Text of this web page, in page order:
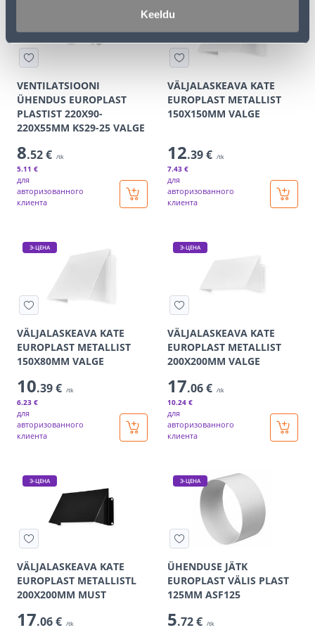
Keeldu
VENTILATSIOONI
ÜHENDUS EUROPLAST
PLASTIST 220X90-
220X55MM KS29-25 VALGE
8.52 € /tk
5.11 €
для
авторизованного
клиента
VÄLJALASKEAVA KATE
EUROPLAST METALLIST
150X150MM VALGE
12.39 € /tk
7.43 €
для
авторизованного
клиента
Э-ЦЕНА
VÄLJALASKEAVA KATE
EUROPLAST METALLIST
150X80MM VALGE
10.39 € /tk
6.23 €
для
авторизованного
клиента
Э-ЦЕНА
VÄLJALASKEAVA KATE
EUROPLAST METALLIST
200X200MM VALGE
17.06 € /tk
10.24 €
для
авторизованного
клиента
Э-ЦЕНА
VÄLJALASKEAVA KATE
EUROPLAST METALLISTL
200X200MM MUST
17.06 € /tk
Э-ЦЕНА
ÜHENDUSE JÄTK
EUROPLAST VÄLIS PLAST
125MM ASF125
5.72 € /tk